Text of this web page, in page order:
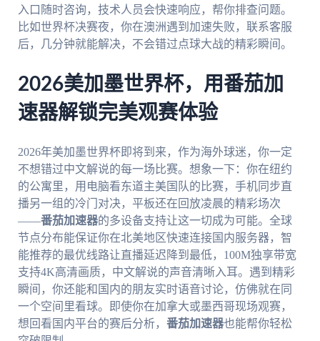
入口随时咨询，技术人员会快速响应，帮你排查问题。
比如世界杯决赛夜，你在澳洲遇到加速失败，联系客服
后，几分钟就能解决，不会错过点球大战的精彩瞬间。
2026美加墨世界杯，用番茄加
速器解锁完美观赛体验
2026年美加墨世界杯即将到来，作为海外球迷，你一定
不想错过中文解说的每一场比赛。想象一下：你在纽约
的公寓里，用电脑看东道主美国队的比赛，手机同步直
播另一组的冷门对决，平板还在回放凌晨的精彩场次
——番茄加速器的多设备支持让这一切成为可能。全球
节点分布能保证你在北美地区快速连接国内服务器，智
能推荐的最优线路让直播延迟降到最低，100M独享带宽
支持4K高清画质，中文解说的声音清晰入耳。遇到精彩
瞬间，你还能和国内的朋友实时语音讨论，仿佛就在同
一个空间里看球。即使你在加拿大或墨西哥现场观赛，
想回看国内平台的赛后分析， 番茄加速器也能帮你轻松